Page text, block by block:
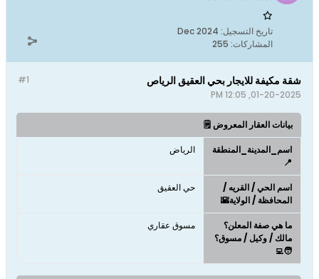
تاريخ التسجيل: Dec 2024
المشاركات: 255
#1 شقة مكيفة للايجار بحي العقيق الرياص
01-20-2025, 12:05 PM
بيانات العقار المعروض 🗒️
اسم_المدينة_المنطقة
📍
الرياض
اسم الحي / القريه /
المحافظة / الولاية🌇
حي العقيق
ما هي صفة المعلن؟
مالك / وكيل / مسوق؟
🧑‍💻
مسوق عقاري